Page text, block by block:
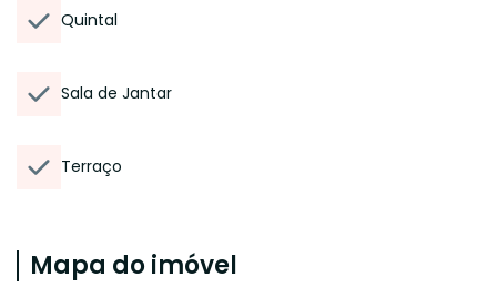
Quintal
Sala de Jantar
Terraço
Mapa do imóvel